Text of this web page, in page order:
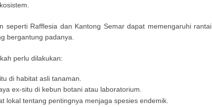
seperti Rafflesia dan Kantong Semar dapat memengaruhi rantai
bergantung padanya.
perlu dilakukan:
di habitat asli tanaman.
ex-situ di kebun botani atau laboratorium.
lokal tentang pentingnya menjaga spesies endemik.